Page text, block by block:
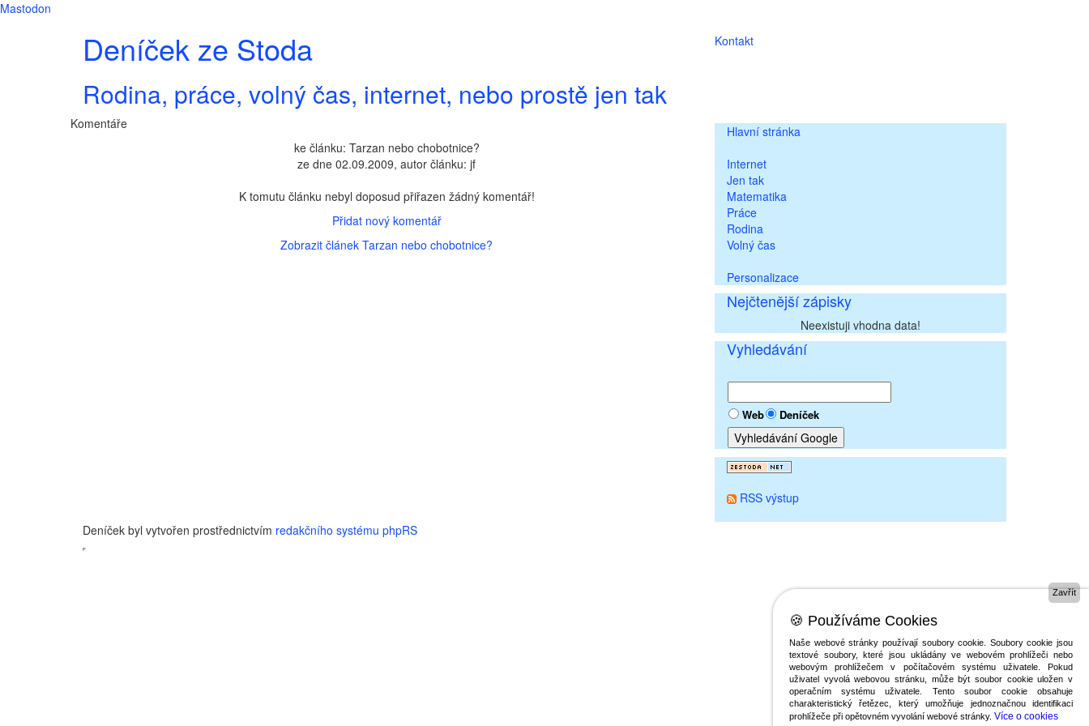
Mastodon
Deníček ze Stoda
Rodina, práce, volný čas, internet, nebo prostě jen tak
Kontakt
Komentáře
ke článku: Tarzan nebo chobotnice?
ze dne 02.09.2009, autor článku: jf
K tomutu článku nebyl doposud přiřazen žádný komentář!
Přidat nový komentář
Zobrazit článek Tarzan nebo chobotnice?
Hlavní stránka
Internet
Jen tak
Matematika
Práce
Rodina
Volný čas
Personalizace
Nejčtenější zápisky
Neexistuji vhodna data!
Vyhledávání
Web Deníček
RSS výstup
Deníček byl vytvořen prostřednictvím redakčního systému phpRS
Zavřít
🍪 Používáme Cookies
Naše webové stránky používají soubory cookie. Soubory cookie jsou
textové soubory, které jsou ukládány ve webovém prohlížeči nebo
webovým prohlížečem v počítačovém systému uživatele. Pokud
uživatel vyvolá webovou stránku, může být soubor cookie uložen v
operačním systému uživatele. Tento soubor cookie obsahuje
charakteristický řetězec, který umožňuje jednoznačnou identifikaci
prohlížeče při opětovném vyvolání webové stránky. Více o cookies